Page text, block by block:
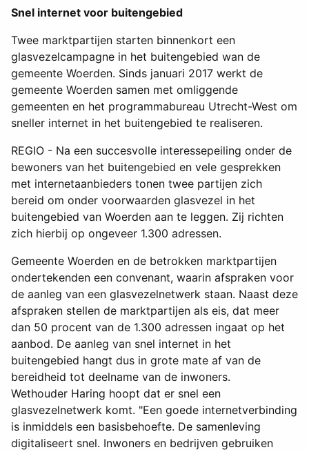
Snel internet voor buitengebied
Twee marktpartijen starten binnenkort een
glasvezelcampagne in het buitengebied wan de
gemeente Woerden. Sinds januari 2017 werkt de
gemeente Woerden samen met omliggende
gemeenten en het programmabureau Utrecht-West om
sneller internet in het buitengebied te realiseren.
REGIO - Na een succesvolle interessepeiling onder de
bewoners van het buitengebied en vele gesprekken
met internetaanbieders tonen twee partijen zich
bereid om onder voorwaarden glasvezel in het
buitengebied van Woerden aan te leggen. Zij richten
zich hierbij op ongeveer 1.300 adressen.
Gemeente Woerden en de betrokken marktpartijen
ondertekenden een convenant, waarin afspraken voor
de aanleg van een glasvezelnetwerk staan. Naast deze
afspraken stellen de marktpartijen als eis, dat meer
dan 50 procent van de 1.300 adressen ingaat op het
aanbod. De aanleg van snel internet in het
buitengebied hangt dus in grote mate af van de
bereidheid tot deelname van de inwoners.
Wethouder Haring hoopt dat er snel een
glasvezelnetwerk komt. "Een goede internetverbinding
is inmiddels een basisbehoefte. De samenleving
digitaliseert snel. Inwoners en bedrijven gebruiken